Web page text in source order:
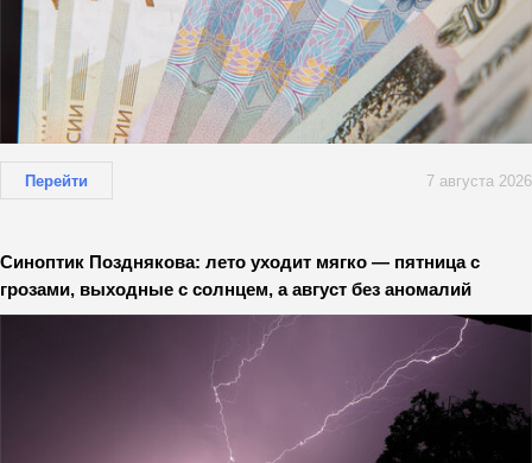
Перейти 7 августа 2026
Синоптик Позднякова: лето уходит мягко — пятница с
грозами, выходные с солнцем, а август без аномалий